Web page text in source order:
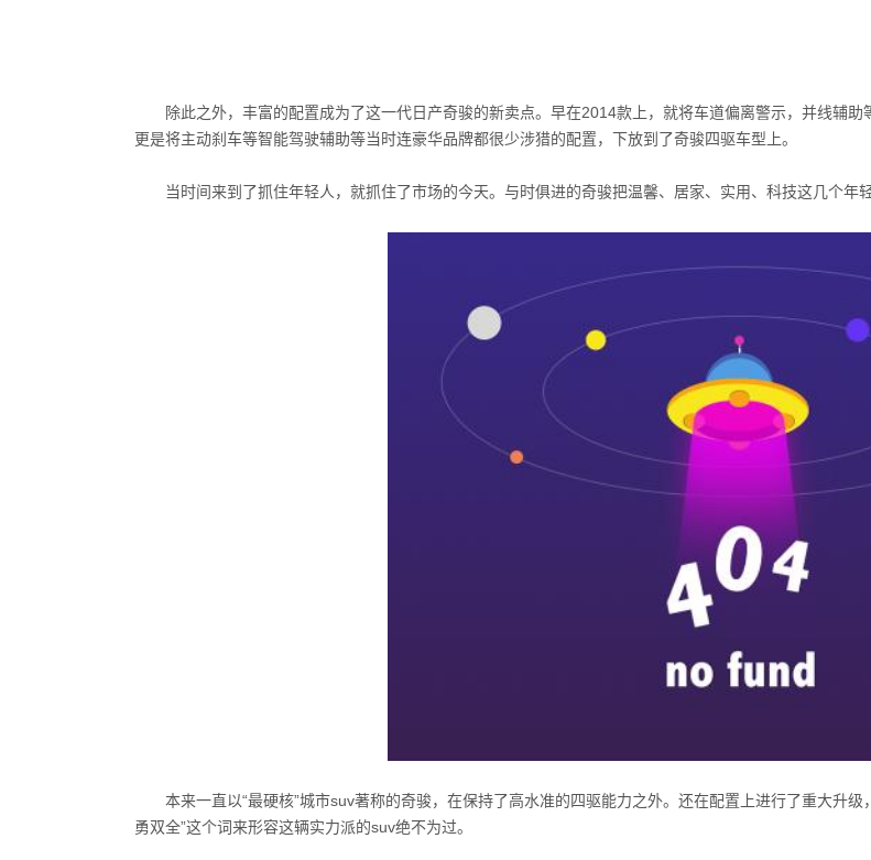
除此之外，丰富的配置成为了这一代日产奇骏的新卖点。早在2014款上，就将车道偏离警示，并线辅
更是将主动刹车等智能驾驶辅助等当时连豪华品牌都很少涉猎的配置，下放到了奇骏四驱车型上。
当时间来到了抓住年轻人，就抓住了市场的今天。与时俱进的奇骏把温馨、居家、实用、科技这几个年
本来一直以“最硬核”城市suv著称的奇骏，在保持了高水准的四驱能力之外。还在配置上进行了重大升
勇双全”这个词来形容这辆实力派的suv绝不为过。